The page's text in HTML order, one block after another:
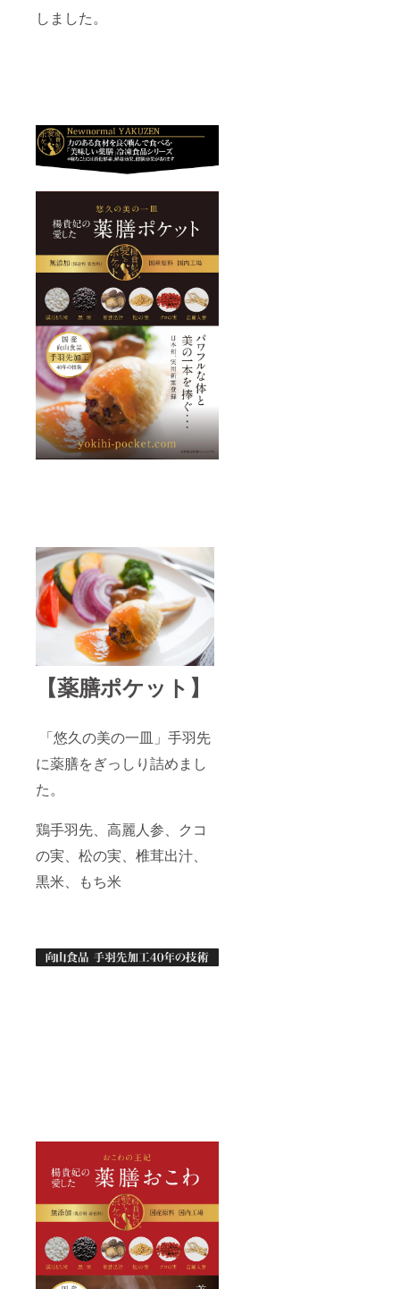
しました。
【薬膳ポケット】
「悠久の美の一皿」手羽先
に薬膳をぎっしり詰めまし
た。
鶏手羽先、高麗人参、クコ
の実、松の実、椎茸出汁、
黒米、もち米